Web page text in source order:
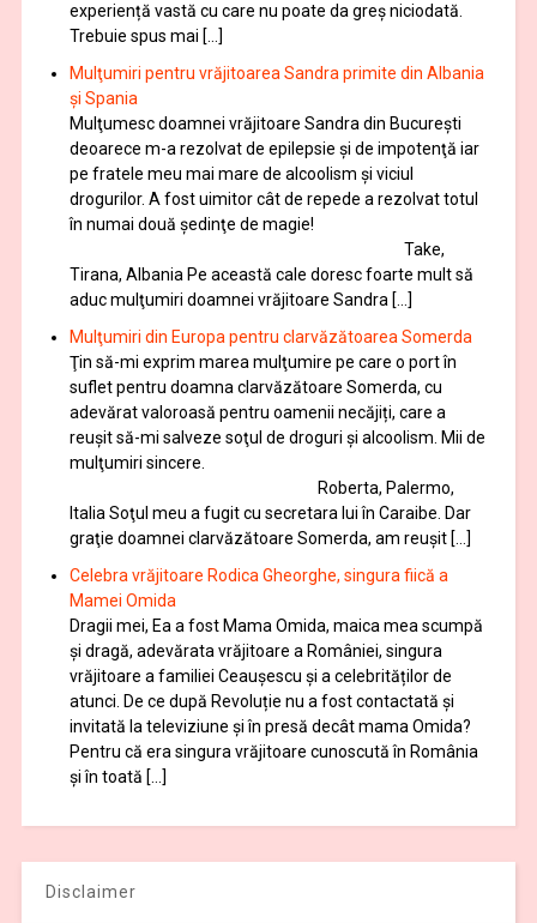
experiență vastă cu care nu poate da greș niciodată.
Trebuie spus mai […]
Mulţumiri pentru vrăjitoarea Sandra primite din Albania
și Spania
Mulţumesc doamnei vrăjitoare Sandra din București
deoarece m-a rezolvat de epilepsie și de impotenţă iar
pe fratele meu mai mare de alcoolism și viciul
drogurilor. A fost uimitor cât de repede a rezolvat totul
în numai două şedinţe de magie!
Take,
Tirana, Albania Pe această cale doresc foarte mult să
aduc mulţumiri doamnei vrăjitoare Sandra […]
Mulţumiri din Europa pentru clarvăzătoarea Somerda
Ţin să-mi exprim marea mulţumire pe care o port în
suflet pentru doamna clarvăzătoare Somerda, cu
adevărat valoroasă pentru oamenii necăjiți, care a
reuşit să-mi salveze soţul de droguri și alcoolism. Mii de
mulţumiri sincere.
Roberta, Palermo,
Italia Soţul meu a fugit cu secretara lui în Caraibe. Dar
graţie doamnei clarvăzătoare Somerda, am reuşit […]
Celebra vrăjitoare Rodica Gheorghe, singura fiică a
Mamei Omida
Dragii mei, Ea a fost Mama Omida, maica mea scumpă
și dragă, adevărata vrăjitoare a României, singura
vrăjitoare a familiei Ceaușescu și a celebrităților de
atunci. De ce după Revoluție nu a fost contactată și
invitată la televiziune și în presă decât mama Omida?
Pentru că era singura vrăjitoare cunoscută în România
și în toată […]
Disclaimer